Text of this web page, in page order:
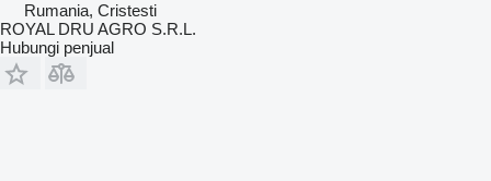
Rumania, Cristesti
ROYAL DRU AGRO S.R.L.
Hubungi penjual